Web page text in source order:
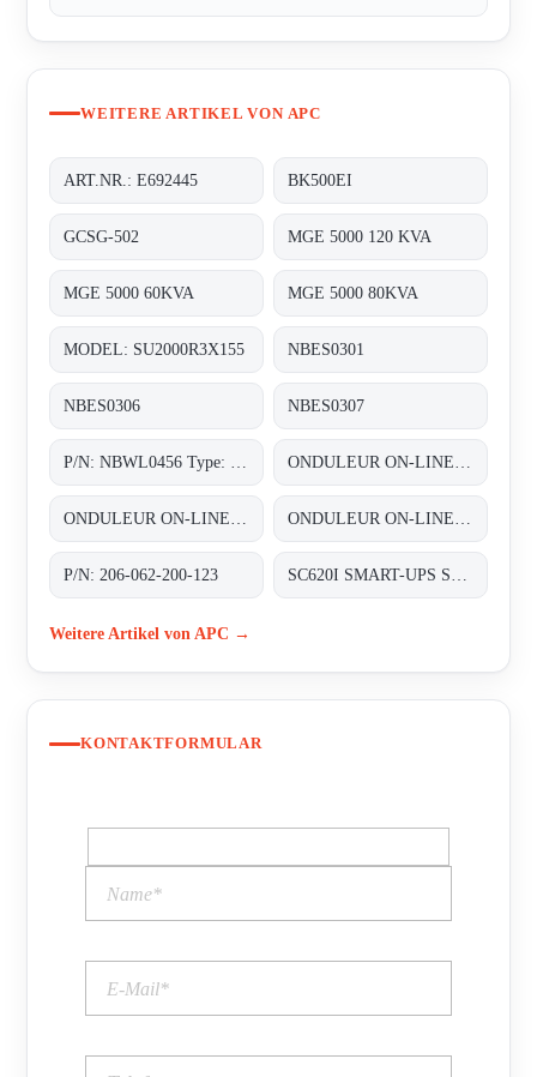
WEITERE ARTIKEL VON APC
ART.NR.: E692445 BK500EI
GCSG-502 MGE 5000 120 KVA
MGE 5000 60KVA MGE 5000 80KVA
MODEL: SU2000R3X155 NBES0301
NBES0306 NBES0307
P/N: 206-062-200-123
Weitere Artikel von APC →
KONTAKTFORMULAR